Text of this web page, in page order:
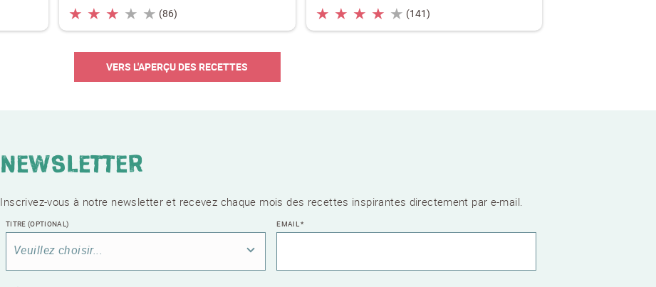
★ ★ ★ ★ ★ (86) ★ ★ ★ ★ ★ (141)
VERS L'APERÇU DES RECETTES
Newsletter
Inscrivez-vous à notre newsletter et recevez chaque mois des recettes inspirantes directement par e-mail.
TITRE (OPTIONAL)
Veuillez choisir...
EMAIL*